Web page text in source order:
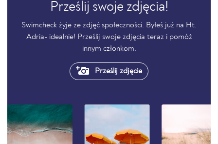
Prześlij swoje zdjęcia!
Swimcheck żyje ze zdjęć społeczności. Byłeś już na Ht.
Adria- idealnie! Prześlij swoje zdjęcia teraz i pomóż
innym członkom.
Prześlij zdjęcie